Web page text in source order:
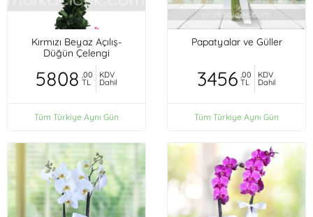
Kırmızı Beyaz Açılış-
Düğün Çelengi
5808 ,00
TL
KDV
Dahil
Tüm Türkiye Aynı Gün
Papatyalar ve Güller
3456 ,00
TL
KDV
Dahil
Tüm Türkiye Aynı Gün